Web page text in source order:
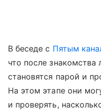
В беседе с Пятым
что после знакомства
становятся парой и
На этом этапе они
и проверять,